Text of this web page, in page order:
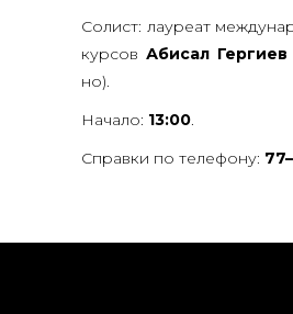
Солист: лау­ре­ат
кур­совАби­сал Гер­ги­ев
но).
Нача­ло: 13:00.
Справ­ки по теле­фо­ну: